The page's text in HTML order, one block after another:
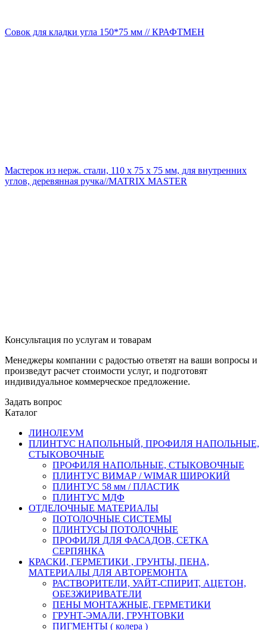
Совок для кладки угла 150*75 мм // КРАФТМЕН
Мастерок из нерж. стали, 110 х 75 х 75 мм, для внутренних
углов, деревянная ручка//MATRIX MASTER
Консультация по услугам и товарам
Менеджеры компании с радостью ответят на ваши вопросы и
произведут расчет стоимости услуг, и подготовят
индивидуальное коммерческое предложение.
Задать вопрос
Каталог
ЛИНОЛЕУМ
ПЛИНТУС НАПОЛЬНЫЙ, ПРОФИЛЯ НАПОЛЬНЫЕ,
СТЫКОВОЧНЫЕ
ПРОФИЛЯ НАПОЛЬНЫЕ, СТЫКОВОЧНЫЕ
ПЛИНТУС ВИМАР / WIMAR ШИРОКИЙ
ПЛИНТУС 58 мм / ПЛАСТИК
ПЛИНТУС МДФ
ОТДЕЛОЧНЫЕ МАТЕРИАЛЫ
ПОТОЛОЧНЫЕ СИСТЕМЫ
ПЛИНТУСЫ ПОТОЛОЧНЫЕ
ПРОФИЛЯ ДЛЯ ФАСАДОВ, СЕТКА
СЕРПЯНКА
КРАСКИ, ГЕРМЕТИКИ , ГРУНТЫ, ПЕНА,
МАТЕРИАЛЫ ДЛЯ АВТОРЕМОНТА
РАСТВОРИТЕЛИ, УАЙТ-СПИРИТ, АЦЕТОН,
ОБЕЗЖИРИВАТЕЛИ
ПЕНЫ МОНТАЖНЫЕ, ГЕРМЕТИКИ
ГРУНТ-ЭМАЛИ, ГРУНТОВКИ
ПИГМЕНТЫ ( колера )